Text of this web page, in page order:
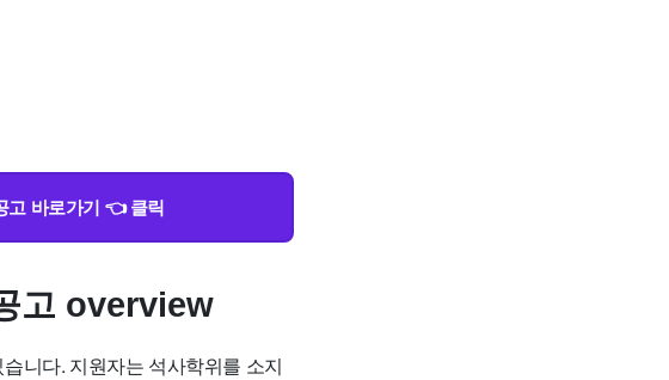
고 바로가기 👈 클릭
고 overview
니다. 지원자는 석사학위를 소지